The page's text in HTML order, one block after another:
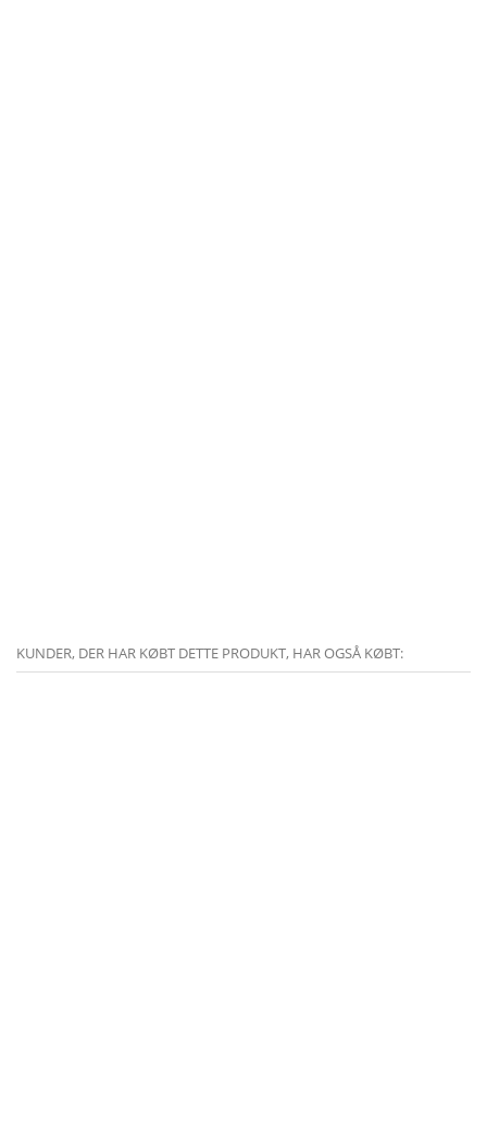
KUNDER, DER HAR KØBT DETTE PRODUKT, HAR OGSÅ KØBT: